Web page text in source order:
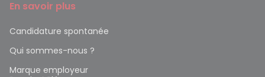
En savoir plus
Candidature spontanée
Qui sommes-nous ?
Marque employeur